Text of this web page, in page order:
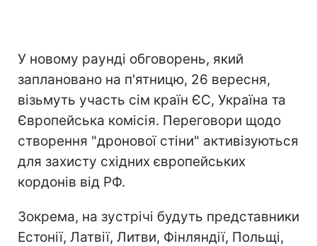
У новому раунді обговорень, який
заплановано на п'ятницю, 26 вересня,
візьмуть участь сім країн ЄС, Україна та
Європейська комісія. Переговори щодо
створення "дронової стіни" активізуються
для захисту східних європейських
кордонів від РФ.
Зокрема, на зустрічі будуть представники
Естонії, Латвії, Литви, Фінляндії, Польщі,